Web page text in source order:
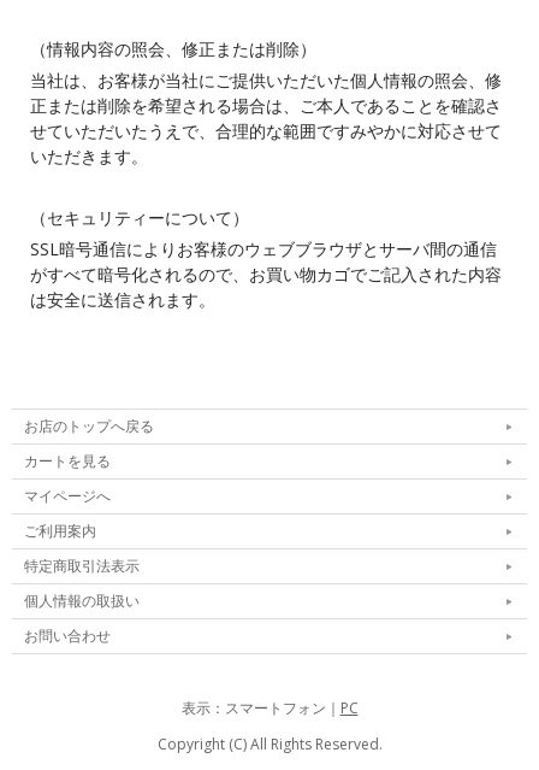
（情報内容の照会、修正または削除）
当社は、お客様が当社にご提供いただいた個人情報の照会、修
正または削除を希望される場合は、ご本人であることを確認さ
せていただいたうえで、合理的な範囲ですみやかに対応させて
いただきます。
（セキュリティーについて）
SSL暗号通信によりお客様のウェブブラウザとサーバ間の通信
がすべて暗号化されるので、お買い物カゴでご記入された内容
は安全に送信されます。
お店のトップへ戻る
カートを見る
マイページへ
ご利用案内
特定商取引法表示
個人情報の取扱い
お問い合わせ
表示：スマートフォン｜ PC
Copyright (C) All Rights Reserved.